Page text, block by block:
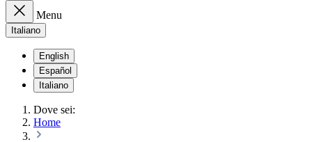
Menu
Italiano
English
Español
Italiano
Dove sei:
Home